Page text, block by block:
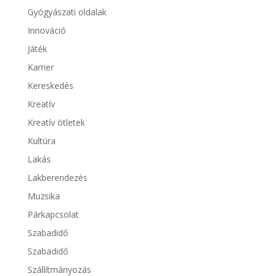
Gyógyászati oldalak
Innováció
Játék
Karrier
Kereskedés
Kreatív
Kreatív ötletek
Kultúra
Lakás
Lakberendezés
Muzsika
Párkapcsolat
Szabadidő
Szabadidő
Szállítmányozás